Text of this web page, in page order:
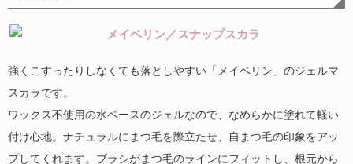
強くこすったりしなくても落としやすい「メイベリン」のジェルマ
スカラです。
ワックス不使用の水ベースのジェルなので、なめらかに塗れて軽い
付け心地。ナチュラルにまつ毛を際立たせ、自まつ毛の印象をアッ
プしてくれます。ブラシがまつ毛のラインにフィットし、根元から